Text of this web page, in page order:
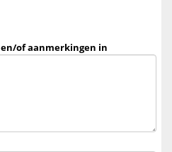
of aanmerkingen in